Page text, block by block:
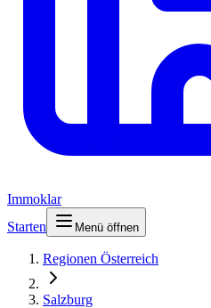
Immoklar
Starten
Menü öffnen
Regionen Österreich
Salzburg